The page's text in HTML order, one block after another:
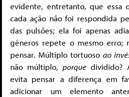
evidente, entretanto, que essa
cada ação não foi respondida
das pulsões; ela foi apenas
gêneros repete o mesmo erro;
pensar. Múltiplo tortuoso ao
não múltiplo,porque dividido?
evita pensar a diferença em
adicionar um elemento